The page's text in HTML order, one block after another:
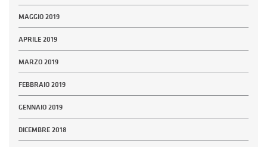
MAGGIO 2019
APRILE 2019
MARZO 2019
FEBBRAIO 2019
GENNAIO 2019
DICEMBRE 2018